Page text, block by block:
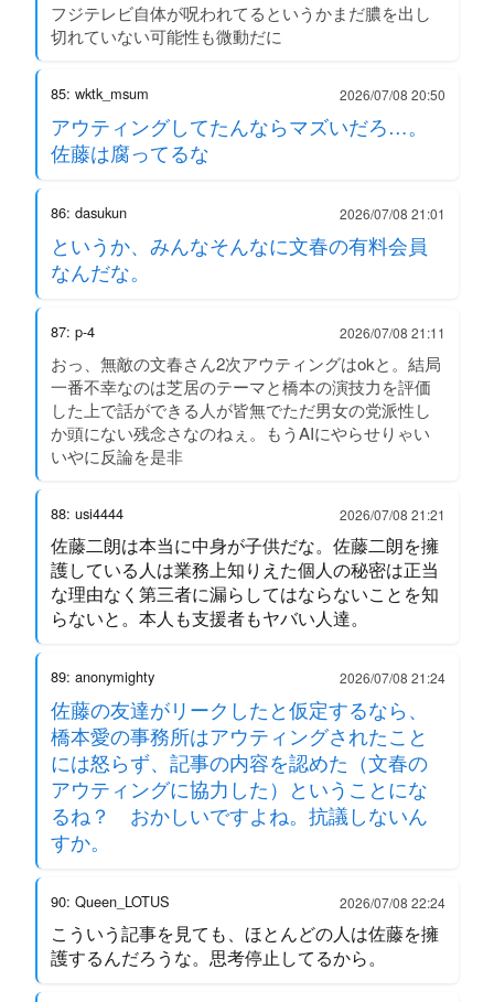
フジテレビ自体が呪われてるというかまだ膿を出し
切れていない可能性も微動だに
85: wktk_msum 2026/07/08 20:50
アウティングしてたんならマズいだろ…。
佐藤は腐ってるな
86: dasukun 2026/07/08 21:01
というか、みんなそんなに文春の有料会員
なんだな。
87: p-4 2026/07/08 21:11
おっ、無敵の文春さん2次アウティングはokと。結局
一番不幸なのは芝居のテーマと橋本の演技力を評価
した上で話ができる人が皆無でただ男女の党派性し
か頭にない残念さなのねぇ。もうAIにやらせりゃい
いやに反論を是非
88: usi4444 2026/07/08 21:21
佐藤二朗は本当に中身が子供だな。佐藤二朗を擁
護している人は業務上知りえた個人の秘密は正当
な理由なく第三者に漏らしてはならないことを知
らないと。本人も支援者もヤバい人達。
89: anonymighty 2026/07/08 21:24
佐藤の友達がリークしたと仮定するなら、
橋本愛の事務所はアウティングされたこと
には怒らず、記事の内容を認めた（文春の
アウティングに協力した）ということにな
るね？ おかしいですよね。抗議しないん
すか。
90: Queen_LOTUS 2026/07/08 22:24
こういう記事を見ても、ほとんどの人は佐藤を擁
護するんだろうな。思考停止してるから。